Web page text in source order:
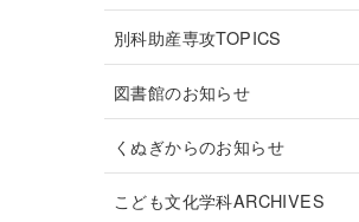
別科助産専攻TOPICS
図書館のお知らせ
くぬぎからのお知らせ
こども文化学科ARCHIVES